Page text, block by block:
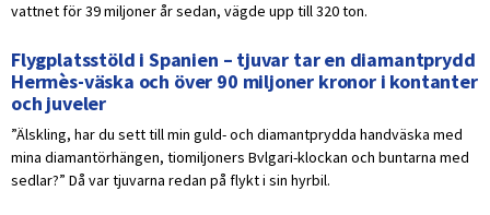
vattnet för 39 miljoner år sedan, vägde upp till 320 ton.
Flygplatsstöld i Spanien – tjuvar tar en diamantprydd
Hermès-väska och över 90 miljoner kronor i kontanter
och juveler
”Älskling, har du sett till min guld- och diamantprydda handväska med
mina diamantörhängen, tiomiljoners Bvlgari-klockan och buntarna med
sedlar?” Då var tjuvarna redan på flykt i sin hyrbil.